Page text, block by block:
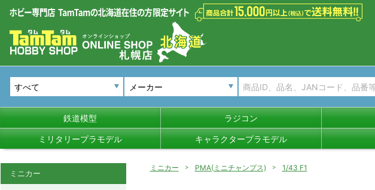
メーカー
鉄道模型 ラジコン
ミリタリープラモデル キャラクタープラモデル
ミニカー PMA(ミニチャンプス) 1/43 F1
ミニカー